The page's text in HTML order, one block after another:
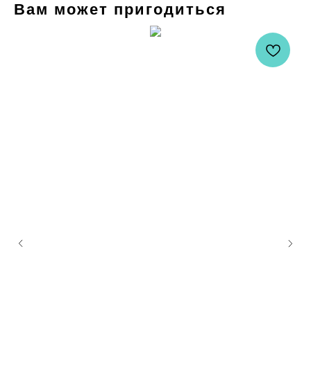
Вам может пригодиться